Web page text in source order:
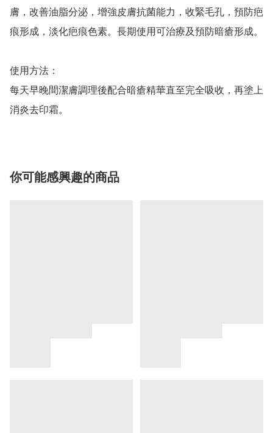
膚，改善油脂分泌，增強皮膚抗菌能力，收緊毛孔，預防疤
痕形成，淡化疤痕色素。長期使用可治療及預防暗瘡形成。
使用方法：
每天早晚間潔膚調理後配合暗瘡精華直至完全吸收，再塗上
消炎去印霜。
你可能感興趣的商品